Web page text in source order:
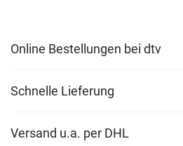
Online Bestellungen bei dtv
Schnelle Lieferung
Versand u.a. per DHL